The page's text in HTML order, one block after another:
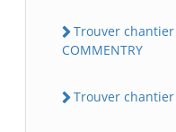
Trouver
COMMENTRY
Trouver